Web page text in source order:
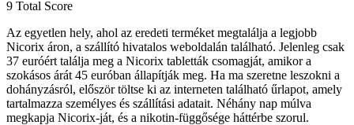
9 Total Score
Az egyetlen hely, ahol az eredeti terméket megtalálja a legjobb
Nicorix áron, a szállító hivatalos weboldalán található. Jelenleg csak
37 euróért találja meg a Nicorix tabletták csomagját, amikor a
szokásos árát 45 euróban állapítják meg. Ha ma szeretne leszokni a
dohányzásról, először töltse ki az interneten található űrlapot, amely
tartalmazza személyes és szállítási adatait. Néhány nap múlva
megkapja Nicorix-ját, és a nikotin-függősége háttérbe szorul.